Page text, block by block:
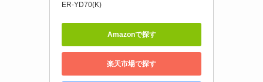
ER-YD70(K)
Amazonで探す
楽天市場で探す